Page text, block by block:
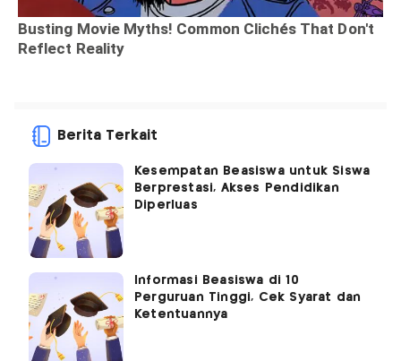
Berita Terkait
Kesempatan Beasiswa untuk Siswa
Berprestasi, Akses Pendidikan
Diperluas
Informasi Beasiswa di 10
Perguruan Tinggi, Cek Syarat dan
Ketentuannya